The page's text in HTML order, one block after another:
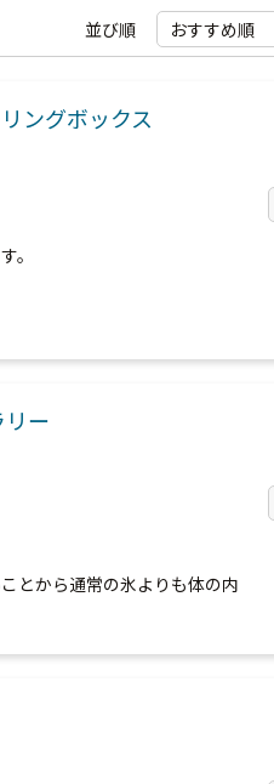
並び順
ングボックス
。
リー
とから通常の氷よりも体の内